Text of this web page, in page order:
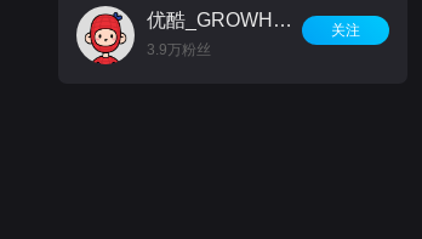
优酷_GROWH_1644493010428
3.9万粉丝
关注